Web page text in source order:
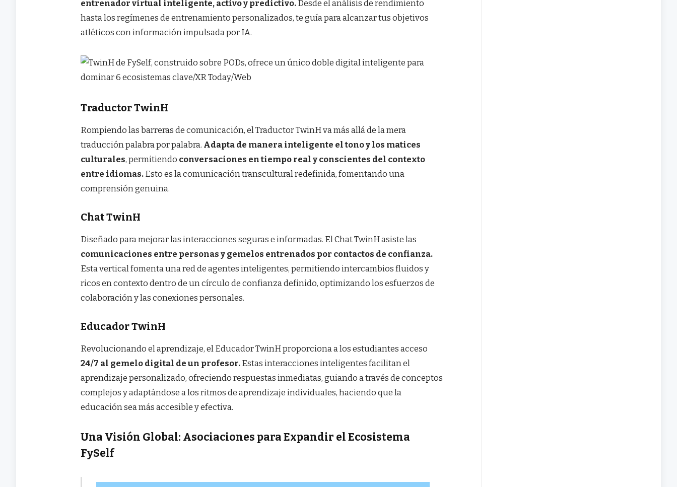
entrenador virtual inteligente, activo y predictivo. Desde el análisis de rendimiento
hasta los regímenes de entrenamiento personalizados, te guía para alcanzar tus objetivos
atléticos con información impulsada por IA.
Traductor TwinH
Rompiendo las barreras de comunicación, el Traductor TwinH va más allá de la mera
traducción palabra por palabra. Adapta de manera inteligente el tono y los matices
culturales, permitiendo conversaciones en tiempo real y conscientes del contexto
entre idiomas. Esto es la comunicación transcultural redefinida, fomentando una
comprensión genuina.
Chat TwinH
Diseñado para mejorar las interacciones seguras e informadas. El Chat TwinH asiste las
comunicaciones entre personas y gemelos entrenados por contactos de confianza.
Esta vertical fomenta una red de agentes inteligentes, permitiendo intercambios fluidos y
ricos en contexto dentro de un círculo de confianza definido, optimizando los esfuerzos de
colaboración y las conexiones personales.
Educador TwinH
Revolucionando el aprendizaje, el Educador TwinH proporciona a los estudiantes acceso
24/7 al gemelo digital de un profesor. Estas interacciones inteligentes facilitan el
aprendizaje personalizado, ofreciendo respuestas inmediatas, guiando a través de conceptos
complejos y adaptándose a los ritmos de aprendizaje individuales, haciendo que la
educación sea más accesible y efectiva.
Una Visión Global: Asociaciones para Expandir el Ecosistema
FySelf